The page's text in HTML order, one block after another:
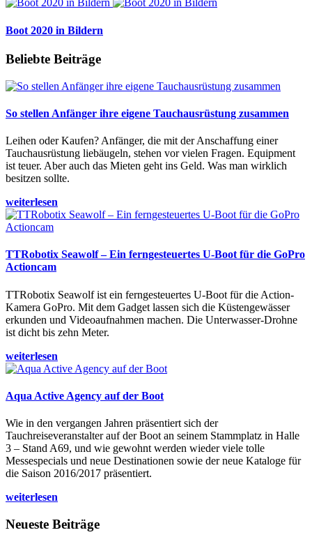
Boot 2020 in Bildern
Beliebte Beiträge
So stellen Anfänger ihre eigene Tauchausrüstung zusammen
Leihen oder Kaufen? Anfänger, die mit der Anschaffung einer
Tauchausrüstung liebäugeln, stehen vor vielen Fragen. Equipment
ist teuer. Aber auch das Mieten geht ins Geld. Was man wirklich
besitzen sollte.
weiterlesen
TTRobotix Seawolf – Ein ferngesteuertes U-Boot für die GoPro
Actioncam
TTRobotix Seawolf ist ein ferngesteuertes U-Boot für die Action-
Kamera GoPro. Mit dem Gadget lassen sich die Küstengewässer
erkunden und Videoaufnahmen machen. Die Unterwasser-Drohne
ist dicht bis zehn Meter.
weiterlesen
Aqua Active Agency auf der Boot
Wie in den vergangen Jahren präsentiert sich der
Tauchreiseveranstalter auf der Boot an seinem Stammplatz in Halle
3 – Stand A69, und wie gewohnt werden wieder viele tolle
Messespecials und neue Destinationen sowie der neue Kataloge für
die Saison 2016/2017 präsentiert.
weiterlesen
Neueste Beiträge